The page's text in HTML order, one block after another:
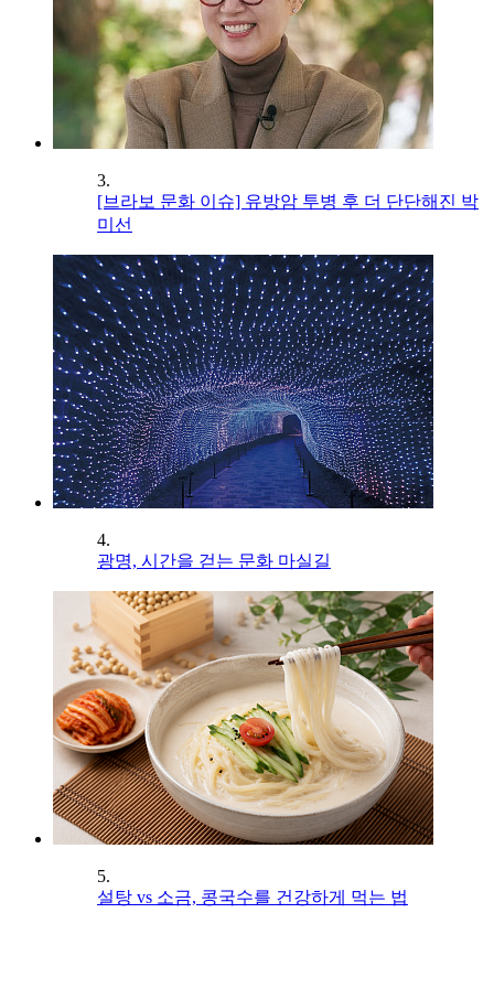
3.
[브라보 문화 이슈] 유방암 투병 후 더 단단해진 박
미선
4.
광명, 시간을 걷는 문화 마실길
5.
설탕 vs 소금, 콩국수를 건강하게 먹는 법